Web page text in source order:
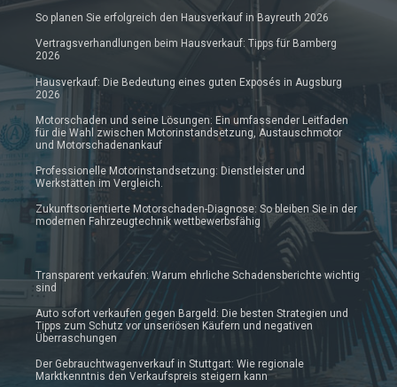
So planen Sie erfolgreich den Hausverkauf in Bayreuth 2026
Vertragsverhandlungen beim Hausverkauf: Tipps für Bamberg
2026
Hausverkauf: Die Bedeutung eines guten Exposés in Augsburg
2026
Motorschaden und seine Lösungen: Ein umfassender Leitfaden
für die Wahl zwischen Motorinstandsetzung, Austauschmotor
und Motorschadenankauf
Professionelle Motorinstandsetzung: Dienstleister und
Werkstätten im Vergleich.
Zukunftsorientierte Motorschaden-Diagnose: So bleiben Sie in der
modernen Fahrzeugtechnik wettbewerbsfähig
Transparent verkaufen: Warum ehrliche Schadensberichte wichtig
sind
Auto sofort verkaufen gegen Bargeld: Die besten Strategien und
Tipps zum Schutz vor unseriösen Käufern und negativen
Überraschungen
Der Gebrauchtwagenverkauf in Stuttgart: Wie regionale
Marktkenntnis den Verkaufspreis steigern kann